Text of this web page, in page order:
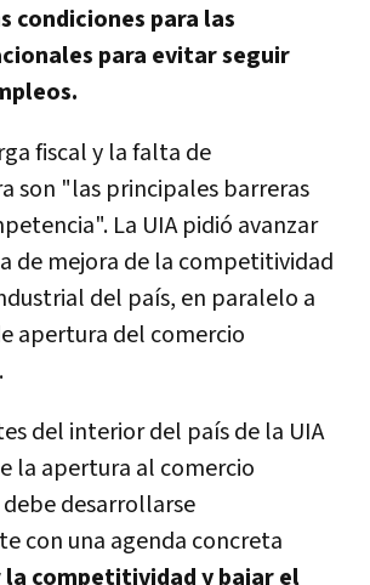
condiciones para las
para evitar seguir
fiscal y la falta de
son "las principales barreras
La UIA pidió avanzar
de mejora de la competitividad
del país, en paralelo a
apertura del comercio
del interior del país de la UIA
la apertura al comercio
desarrollarse
con una agenda concreta
competitividad y bajar el